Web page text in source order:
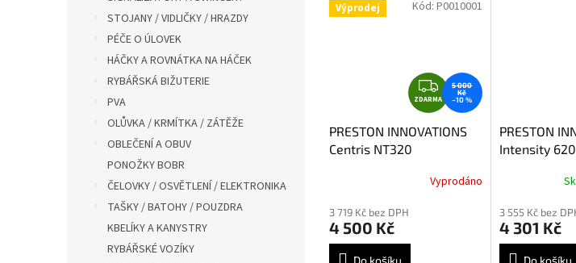
STOJANY / VIDLIČKY / HRAZDY
PÉČE O ÚLOVEK
HÁČKY A ROVNÁTKA NA HÁČEK
RYBÁŘSKÁ BIŽUTERIE
PVA
OLŮVKA / KRMÍTKA / ZÁTĚŽE
OBLEČENÍ A OBUV
PONOŽKY BOBR
ČELOVKY / OSVĚTLENÍ / ELEKTRONIKA
TAŠKY / BATOHY / POUZDRA
KBELÍKY A KANYSTRY
RYBÁŘSKÉ VOZÍKY
Výprodej
Z
D
A
R
A
ZDARMA
5 000
Kč
–10 %
PRESTON INNOVATIONS
Centris NT320
Vyprodáno
3 719 Kč bez DPH
4 500 Kč
Do košíku
Kód: P0010001
PRESTON
Intensity
3 555 Kč bez
4 301 Kč
Do košíku